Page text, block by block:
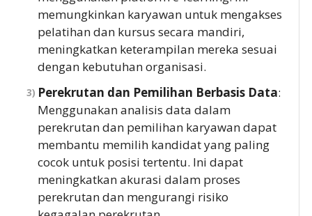
memungkinkan karyawan untuk mengakses
pelatihan dan kursus secara mandiri,
meningkatkan keterampilan mereka sesuai
dengan kebutuhan organisasi.
Perekrutan dan Pemilihan Berbasis Data:
Menggunakan analisis data dalam
perekrutan dan pemilihan karyawan dapat
membantu memilih kandidat yang paling
cocok untuk posisi tertentu. Ini dapat
meningkatkan akurasi dalam proses
perekrutan dan mengurangi risiko